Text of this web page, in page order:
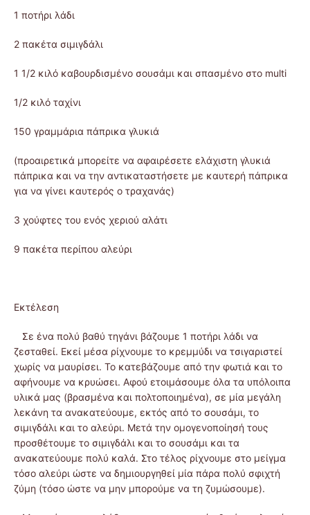
1 ποτήρι λάδι
2 πακέτα σιμιγδάλι
1 1/2 κιλό καβουρδισμένο σουσάμι και σπασμένο στο multi
1/2 κιλό ταχίνι
150 γραμμάρια πάπρικα γλυκιά
(προαιρετικά μπορείτε να αφαιρέσετε ελάχιστη γλυκιά
πάπρικα και να την αντικαταστήσετε με καυτερή πάπρικα
για να γίνει καυτερός ο τραχανάς)
3 χούφτες του ενός χεριού αλάτι
9 πακέτα περίπου αλεύρι
Εκτέλεση
Σε ένα πολύ βαθύ τηγάνι βάζουμε 1 ποτήρι λάδι να
ζεσταθεί. Εκεί μέσα ρίχνουμε το κρεμμύδι να τσιγαριστεί
χωρίς να μαυρίσει. Το κατεβάζουμε από την φωτιά και το
αφήνουμε να κρυώσει. Αφού ετοιμάσουμε όλα τα υπόλοιπα
υλικά μας (βρασμένα και πολτοποιημένα), σε μία μεγάλη
λεκάνη τα ανακατεύουμε, εκτός από το σουσάμι, το
σιμιγδάλι και το αλεύρι. Μετά την ομογενοποίησή τους
προσθέτουμε το σιμιγδάλι και το σουσάμι και τα
ανακατεύουμε πολύ καλά. Στο τέλος ρίχνουμε στο μείγμα
τόσο αλεύρι ώστε να δημιουργηθεί μία πάρα πολύ σφιχτή
ζύμη (τόσο ώστε να μην μπορούμε να τη ζυμώσουμε).